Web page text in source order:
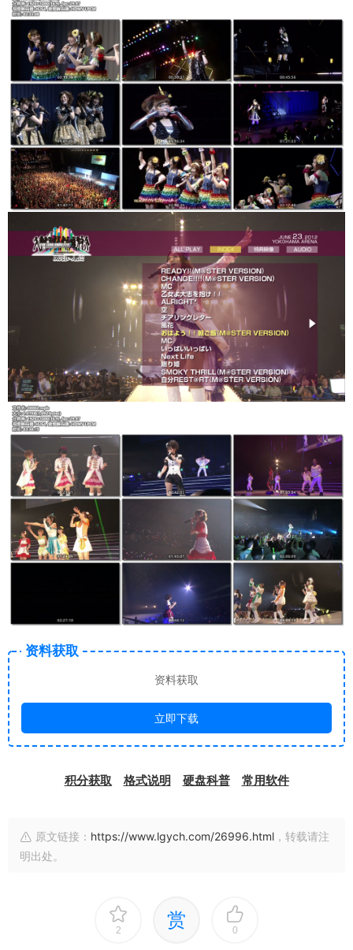
资料获取
资料获取
立即下载
积分获取 格式说明 硬盘科普 常用软件
原文链接： https://www.lgych.com/26996.html ，转载请注
明出处。
2 赏 0